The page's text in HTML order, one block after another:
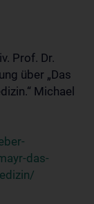
Prof. Dr.
über „Das
Michael
das-